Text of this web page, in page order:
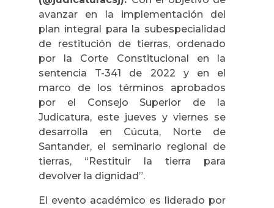
avanzar en la implementación del
plan integral para la subespecialidad
de restitución de tierras, ordenado
por la Corte Constitucional en la
sentencia T-341 de 2022 y en el
marco de los términos aprobados
por el Consejo Superior de la
Judicatura, este jueves y viernes se
desarrolla en Cúcuta, Norte de
Santander, el seminario regional de
tierras, “Restituir la tierra para
devolver la dignidad”.
El evento académico es liderado por